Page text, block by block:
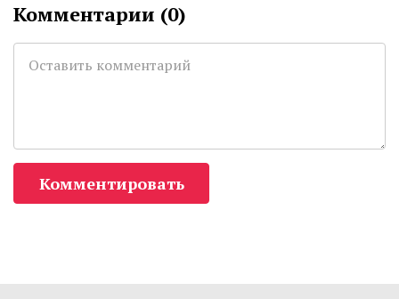
Комментарии (0)
Комментировать